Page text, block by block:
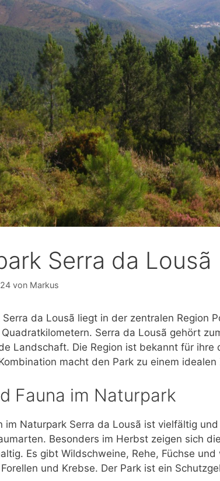
Serra da Lousã
von Markus
Serra da Lousã liegt in der zentralen Region
Serra da Lousã gehört
Landschaft. Die Region ist bekannt für ihre
macht den Park zu einem
Fauna im Naturpark
im Naturpark Serra da Lousã ist vielfältig
Besonders im Herbst zeigen sich
Es gibt Wildschweine, Rehe, Füchse
und Krebse. Der Park ist ein